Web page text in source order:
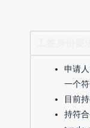
申请
一个
目前
持符